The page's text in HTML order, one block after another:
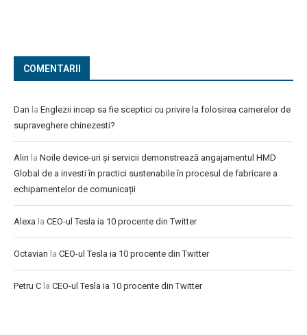
COMENTARII
Dan la Englezii incep sa fie sceptici cu privire la folosirea camerelor de
supraveghere chinezesti?
Alin la Noile device-uri și servicii demonstrează angajamentul HMD
Global de a investi în practici sustenabile în procesul de fabricare a
echipamentelor de comunicații
Alexa la CEO-ul Tesla ia 10 procente din Twitter
Octavian la CEO-ul Tesla ia 10 procente din Twitter
Petru C la CEO-ul Tesla ia 10 procente din Twitter